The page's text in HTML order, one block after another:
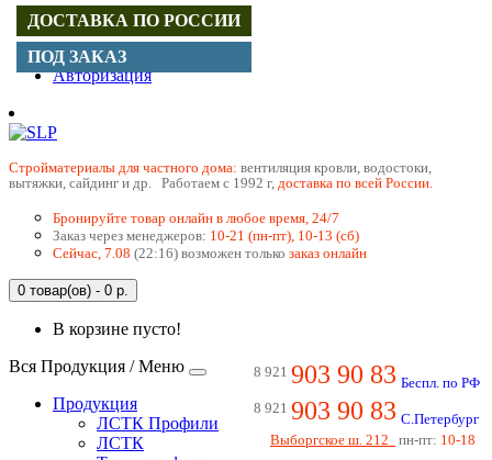
Регистрация
Авторизация
Cтройматериалы для частного дома: вентиляция кровли, водостоки,
вытяжки, сайдинг и др. Работаем с 1992 г, доставка по всей России.
Бронируйте товар онлайн в любое время, 24/7
Заказ через менеджеров: 10-21 (пн-пт), 10-13 (сб)
Сейчас, 7.08 (22:16) возможен только заказ онлайн
0 товар(ов) - 0 р.
В корзине пусто!
8 921 903 90 83 Беспл. по РФ
8 921 903 90 83 С.Петербург
Выборгское ш. 212
пн-пт: 10-18
Вся Продукция / Меню
Продукция
ЛСТК Профили
ЛСТК
ДОСТАВКА ПО РОССИИ
ПОД ЗАКАЗ